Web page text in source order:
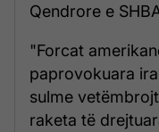
Qendrore e
"Forcat
paprovokuara
sulme
raketa të